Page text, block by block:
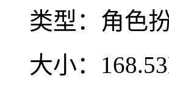
类型： 角色
大小：